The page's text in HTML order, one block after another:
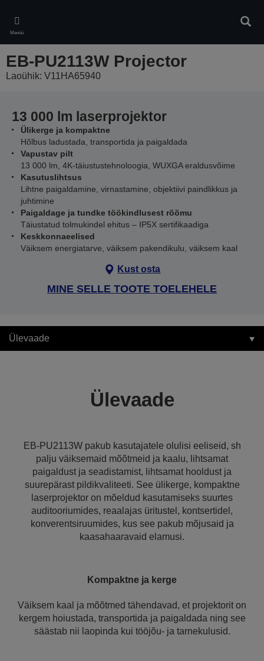
main
content
Menüü
EB-PU2113W Projector
Laoühik: V11HA65940
13 000 lm laserprojektor
Ülikerge ja kompaktne
Hõlbus ladustada, transportida ja paigaldada
Vapustav pilt
13 000 lm, 4K-täiustustehnoloogia, WUXGA eraldusvõime
Kasutuslihtsus
Lihtne paigaldamine, virnastamine, objektiivi paindlikkus ja
juhtimine
Paigaldage ja tundke töökindlusest rõõmu
Täiustatud tolmukindel ehitus – IP5X sertifikaadiga
Keskkonnaeelised
Väiksem energiatarve, väiksem pakendikulu, väiksem kaal
Kust osta
MINE SELLE TOOTE TOELEHELE
Ülevaade
Ülevaade
EB-PU2113W pakub kasutajatele olulisi eeliseid, sh
palju väiksemaid mõõtmeid ja kaalu, lihtsamat
paigaldust ja seadistamist, lihtsamat hooldust ja
suurepärast pildikvaliteeti. See ülikerge, kompaktne
laserprojektor on mõeldud kasutamiseks suurtes
auditooriumides, reaalajas üritustel, kontsertidel,
konverentsiruumides, kus see pakub mõjusaid ja
kaasahaaravaid elamusi.
Kompaktne ja kerge
Väiksem kaal ja mõõtmed tähendavad, et projektorit on
kergem hoiustada, transportida ja paigaldada ning see
säästab nii laopinda kui tööjõu- ja tarnekulusid.